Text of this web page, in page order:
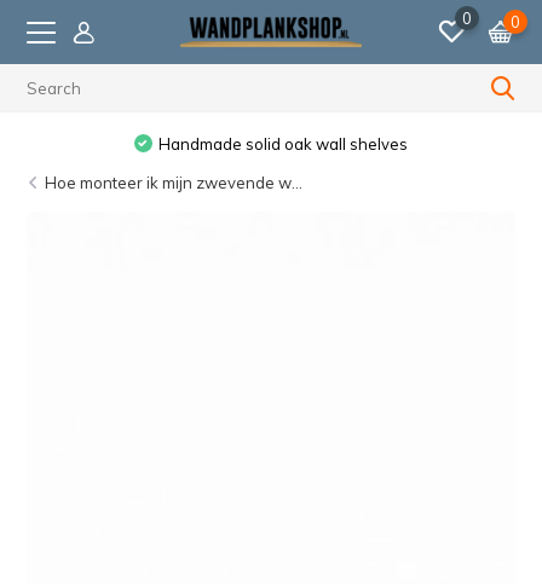
0 0
Handmade solid oak wall shelves
Hoe monteer ik mijn zwevende w...